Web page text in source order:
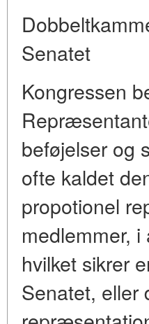
Senatet
Kongressen
beføjelser og
ofte kaldet
propotionel
medlemmer,
hvilket sikrer
Senatet, eller